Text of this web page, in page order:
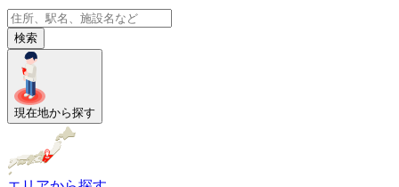
検索
現在地から探す